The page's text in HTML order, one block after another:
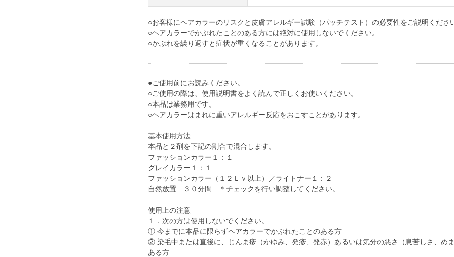
○お客様にヘアカラーのリスクと皮膚アレルギー試験（パッチテスト）の必要性をご説明くださ
○ヘアカラーでかぶれたことのある方には絶対に使用しないでください。
○かぶれを繰り返すと症状が重くなることがあります。
●ご使用前にお読みください。
○ご使用の際は、使用説明書をよく読んで正しくお使いください。
○本品は業務用です。
○ヘアカラーはまれに重いアレルギー反応をおこすことがあります。
基本使用方法
本品と２剤を下記の割合で混合します。
ファッションカラー１：１
グレイカラー１：１
ファッションカラー（１２Ｌｖ以上）／ライトナー１：２
自然放置 ３０分間 ＊チェックを行い調整してください。
使用上の注意
１．次の方は使用しないでください。
① 今までに本品に限らずヘアカラーでかぶれたことのある方
② 染毛中または直後に、じんま疹（かゆみ、発疹、発赤）あるいは気分の悪さ（息苦しさ、め
ある方